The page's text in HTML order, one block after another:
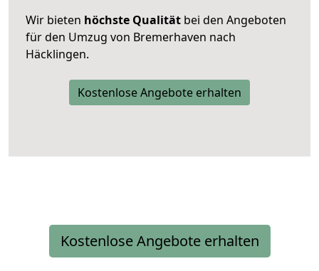
Wir bieten höchste Qualität bei den Angeboten
für den Umzug von Bremerhaven nach
Häcklingen.
Kostenlose Angebote erhalten
Kostenlose Angebote erhalten